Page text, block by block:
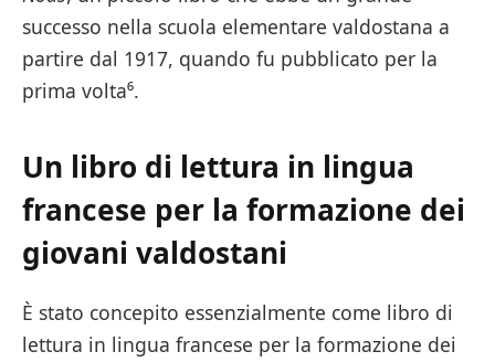
successo nella scuola elementare valdostana a
partire dal 1917, quando fu pubblicato per la
prima volta⁶.
Un libro di lettura in lingua
francese per la formazione dei
giovani valdostani
È stato concepito essenzialmente come libro di
lettura in lingua francese per la formazione dei